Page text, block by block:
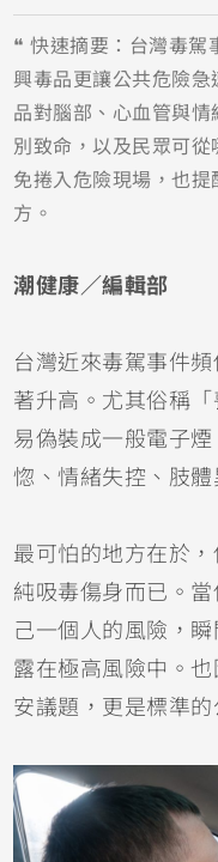
❝ 快速摘要：台灣毒駕
興毒品更讓公共危險
品對腦部、心血管與
別致命，以及民眾可
免捲入危險現場，也
方。
潮健康／編輯部
台灣近來毒駕事件
著升高。尤其俗稱
易偽裝成一般電子
惚、情緒失控、肢
最可怕的地方在於
純吸毒傷身而已。
己一個人的風險，
露在極高風險中。
安議題，更是標準的